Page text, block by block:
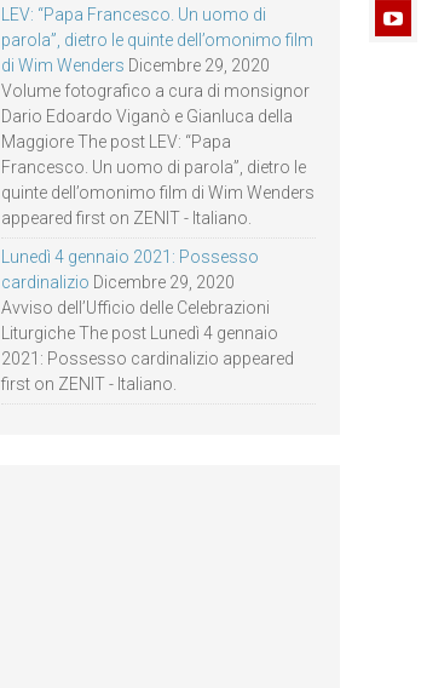
LEV: “Papa Francesco. Un uomo di
parola”, dietro le quinte dell’omonimo film
di Wim Wenders Dicembre 29, 2020
Volume fotografico a cura di monsignor
Dario Edoardo Viganò e Gianluca della
Maggiore The post LEV: “Papa
Francesco. Un uomo di parola”, dietro le
quinte dell’omonimo film di Wim Wenders
appeared first on ZENIT - Italiano.
Lunedì 4 gennaio 2021: Possesso
cardinalizio Dicembre 29, 2020
Avviso dell’Ufficio delle Celebrazioni
Liturgiche The post Lunedì 4 gennaio
2021: Possesso cardinalizio appeared
first on ZENIT - Italiano.